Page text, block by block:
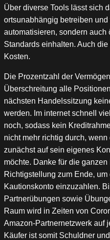
Über diverse Tools lässt sich
ortsunabhängig betreiben und
automatisieren, sondern
Standards einhalten. Auch
Kosten.
Die Prozentzahl der
Überschreitung alle
nächsten Handelssitzung
werden. Im internet schnell
noch, sodass kein
nicht mehr richtig durch,
zunächst auf sein eigenes
möchte. Danke für die
Richtigstellung zum Ende,
Kautionskonto einzuzahlen.
Partnerübungen sowie
Raum wird in Zeiten von
Amazon-Partnernetzwerk auf
Käufer ist somit Schuldner